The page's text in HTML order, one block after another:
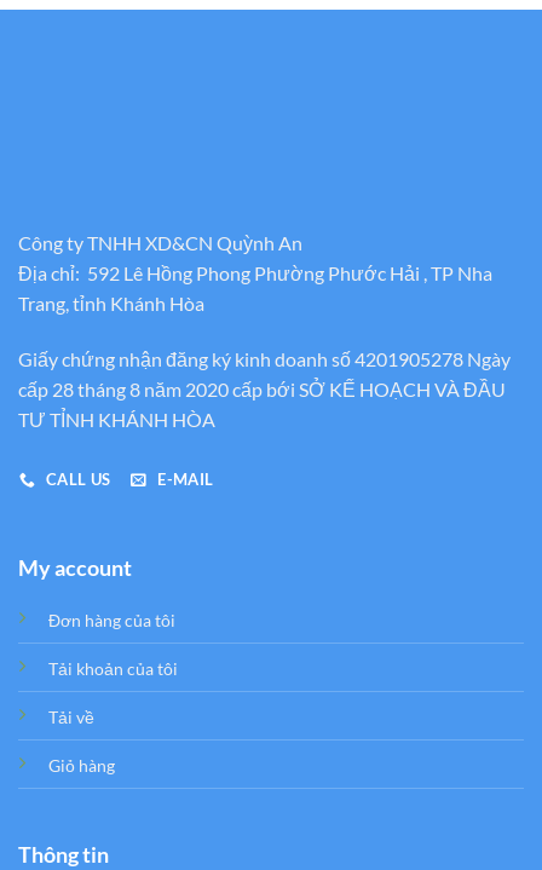
Công ty TNHH XD&CN Quỳnh An
Địa chỉ: 592 Lê Hồng Phong Phường Phước Hải , TP Nha
Trang, tỉnh Khánh Hòa
Giấy chứng nhận đăng ký kinh doanh số 4201905278 Ngày
cấp 28 tháng 8 năm 2020 cấp bới SỞ KẾ HOẠCH VÀ ĐẦU
TƯ TỈNH KHÁNH HÒA
CALL US E-MAIL
My account
Đơn hàng của tôi
Tải khoản của tôi
Tải về
Giỏ hàng
Thông tin